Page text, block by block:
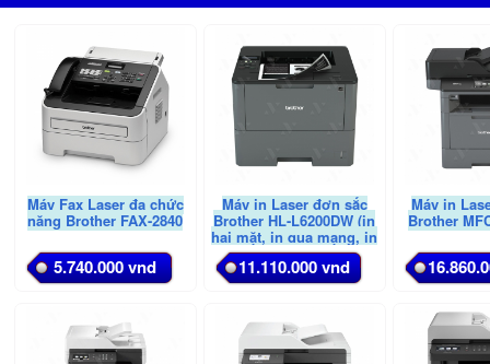
Máy Fax Laser đa chức
năng Brother FAX-2840
5.740.000 vnd
Máy in Laser đơn sắc
Brother HL-L6200DW (in
hai mặt, in qua mạng, in
di động)
11.110.000 vnd
Máy in
Brother